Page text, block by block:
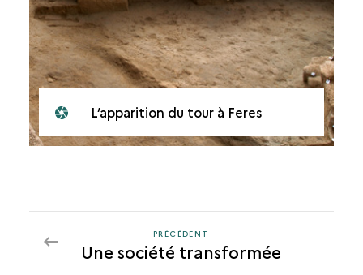
L’apparition du tour à Feres
PRÉCÉDENT
PRÉCÉDENT
Une société transformée